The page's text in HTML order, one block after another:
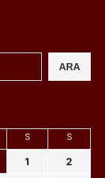
ARA
S S
1
2